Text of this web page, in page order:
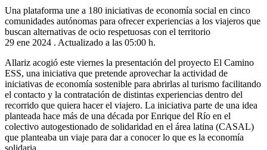
Una plataforma une a 180 iniciativas de economía social en cinco
comunidades autónomas para ofrecer experiencias a los viajeros que
buscan alternativas de ocio respetuosas con el territorio
29 ene 2024 . Actualizado a las 05:00 h.
Allariz acogió este viernes la presentación del proyecto El Camino
ESS, una iniciativa que pretende aprovechar la actividad de
iniciativas de economía sostenible para abrirlas al turismo facilitando
el contacto y la contratación de distintas experiencias dentro del
recorrido que quiera hacer el viajero. La iniciativa parte de una idea
planteada hace más de una década por Enrique del Río en el
colectivo autogestionado de solidaridad en el área latina (CASAL)
que planteaba un viaje para dar a conocer lo que es la economía
solidaria.